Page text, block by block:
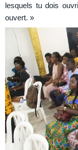
lesquels tu dois
ouvert. »